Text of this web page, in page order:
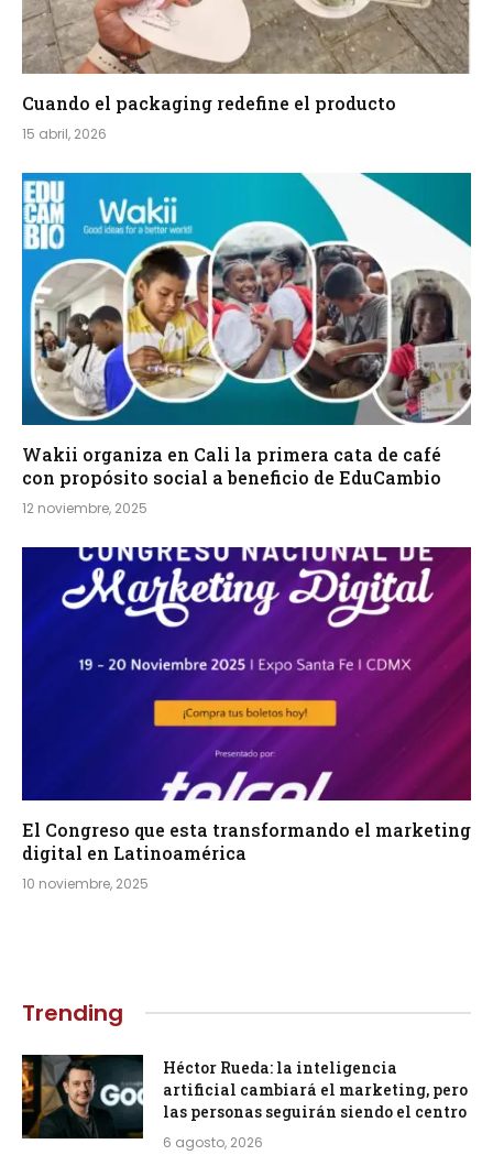
Cuando el packaging redefine el producto
15 abril, 2026
Wakii organiza en Cali la primera cata de café
con propósito social a beneficio de EduCambio
12 noviembre, 2025
El Congreso que esta transformando el marketing
digital en Latinoamérica
10 noviembre, 2025
Trending
Héctor Rueda: la inteligencia
artificial cambiará el marketing, pero
las personas seguirán siendo el centro
6 agosto, 2026